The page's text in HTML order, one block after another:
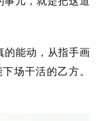
的能动，从指手画
场干活的乙方。